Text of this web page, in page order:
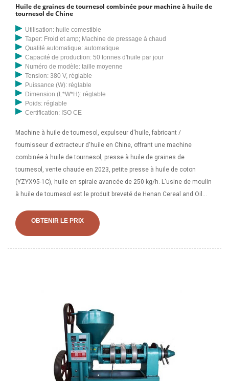
Huile de graines de tournesol combinée pour machine à huile de
tournesol de Chine
Utilisation: huile comestible
Taper: Froid et amp; Machine de pressage à chaud
Qualité automatique: automatique
Capacité de production: 50 tonnes d'huile par jour
Numéro de modèle: taille moyenne
Tension: 380 V, réglable
Puissance (W): réglable
Dimension (L*W*H): réglable
Poids: réglable
Certification: ISO CE
Machine à huile de tournesol, expulseur d'huile, fabricant /
fournisseur d'extracteur d'huile en Chine, offrant une machine
combinée à huile de tournesol, presse à huile de graines de
tournesol, vente chaude en 2023, petite presse à huile de coton
(YZYX95-1C), huile en spirale avancée de 250 kg/h. L'usine de moulin
à huile de tournesol est le produit breveté de Henan Cereal and Oil
produire l'huile de tournesol de la meilleure qualité. Huile de tournesol
OBTENIR LE PRIX